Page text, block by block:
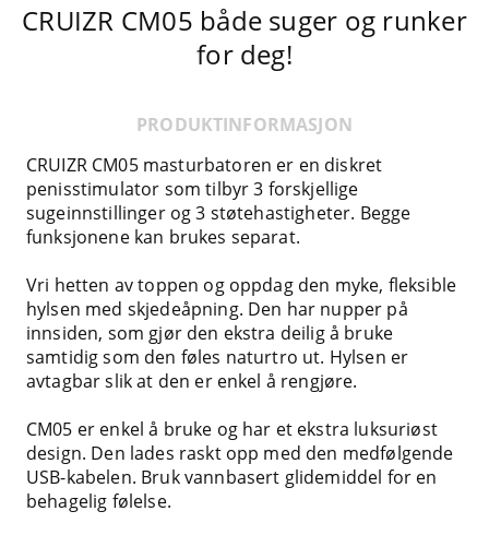
CRUIZR CM05 både suger og runker
for deg!
PRODUKTINFORMASJON
CRUIZR CM05 masturbatoren er en diskret
penisstimulator som tilbyr 3 forskjellige
sugeinnstillinger og 3 støtehastigheter. Begge
funksjonene kan brukes separat.
Vri hetten av toppen og oppdag den myke, fleksible
hylsen med skjedeåpning. Den har nupper på
innsiden, som gjør den ekstra deilig å bruke
samtidig som den føles naturtro ut. Hylsen er
avtagbar slik at den er enkel å rengjøre.
CM05 er enkel å bruke og har et ekstra luksuriøst
design. Den lades raskt opp med den medfølgende
USB-kabelen. Bruk vannbasert glidemiddel for en
behagelig følelse.